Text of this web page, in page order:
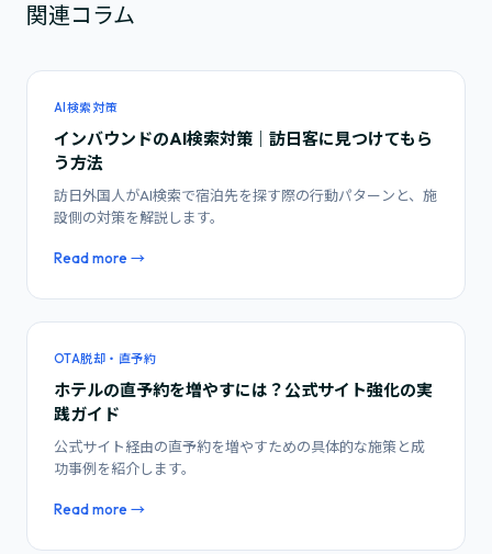
関連コラム
AI検索対策
インバウンドのAI検索対策｜訪日客に見つけてもら
う方法
訪日外国人がAI検索で宿泊先を探す際の行動パターンと、施
設側の対策を解説します。
Read more →
OTA脱却・直予約
ホテルの直予約を増やすには？公式サイト強化の実
践ガイド
公式サイト経由の直予約を増やすための具体的な施策と成
功事例を紹介します。
Read more →